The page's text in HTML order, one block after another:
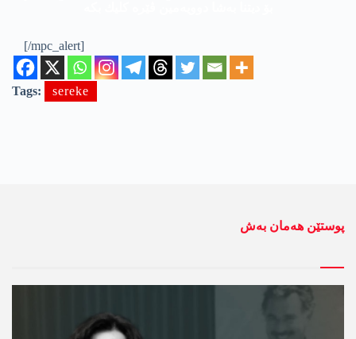
[/mpc_alert]
Tags: sereke
پوستێن ھەمان بەش